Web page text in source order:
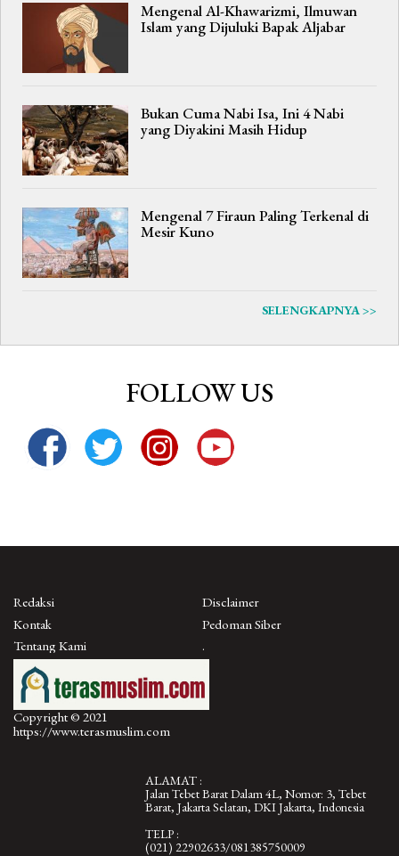
Mengenal Al-Khawarizmi, Ilmuwan
Islam yang Dijuluki Bapak Aljabar
Bukan Cuma Nabi Isa, Ini 4 Nabi
yang Diyakini Masih Hidup
Mengenal 7 Firaun Paling Terkenal di
Mesir Kuno
SELENGKAPNYA >>
FOLLOW US
Redaksi
Kontak
Tentang Kami
Disclaimer
Pedoman Siber
.
Copyright © 2021
https://www.terasmuslim.com
ALAMAT :
Jalan Tebet Barat Dalam 4L, Nomor: 3, Tebet
Barat, Jakarta Selatan, DKI Jakarta, Indonesia
TELP :
(021) 22902633/081385750009